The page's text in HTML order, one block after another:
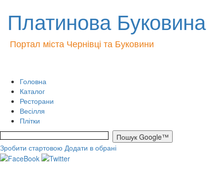
Платинова Буковина
Портал міста Чернівці та Буковини
Головна
Каталог
Ресторани
Весілля
Плітки
Зробити стартовою Додати в обрані